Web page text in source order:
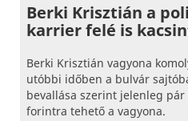
Berki Krisztián a
karrier felé is
Berki Krisztián vagyona
utóbbi időben a bulvár
bevallása szerint jelenleg
forintra tehető a vagyona.